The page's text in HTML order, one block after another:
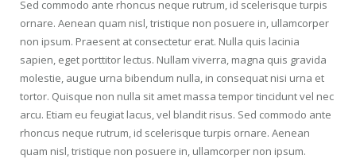
Sed commodo ante rhoncus neque rutrum, id scelerisque turpis
ornare. Aenean quam nisl, tristique non posuere in, ullamcorper
non ipsum. Praesent at consectetur erat. Nulla quis lacinia
sapien, eget porttitor lectus. Nullam viverra, magna quis gravida
molestie, augue urna bibendum nulla, in consequat nisi urna et
tortor. Quisque non nulla sit amet massa tempor tincidunt vel nec
arcu. Etiam eu feugiat lacus, vel blandit risus. Sed commodo ante
rhoncus neque rutrum, id scelerisque turpis ornare. Aenean
quam nisl, tristique non posuere in, ullamcorper non ipsum.